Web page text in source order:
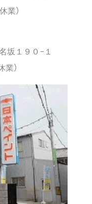
業）
坂１９０−１
業）